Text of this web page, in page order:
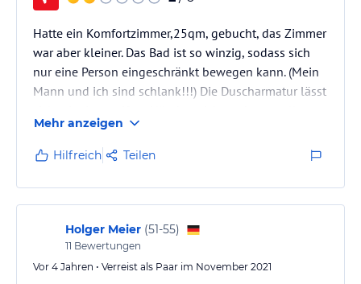
Hatte ein Komfortzimmer,25qm, gebucht, das Zimmer
war aber kleiner. Das Bad ist so winzig, sodass sich
nur eine Person eingeschränkt bewegen kann. (Mein
Mann und ich sind schlank!!!) Die Duscharmatur lässt
und an lassen geht nicht, da auch diese winzig ist
und man immer den Wasserstrahl der Regendusche
mitbekommt. Das Personal an der Rezeption ist sehr
jung und desinteressiert. Wissen die einfachsten
Fragen nicht zu beantworten. Das Restaurant ist
überteuert und die…
Mehr anzeigen
Hilfreich Teilen
Holger Meier (51-55)
11 Bewertungen
Vor 4 Jahren • Verreist als Paar im November 2021